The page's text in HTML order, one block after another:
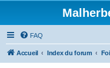
FAQ
Accueil Index du forum